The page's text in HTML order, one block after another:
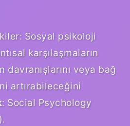
Sosyal psikoloji
karşılaşmaların
davranışlarını veya bağ
artırabileceğini
: Social Psychology